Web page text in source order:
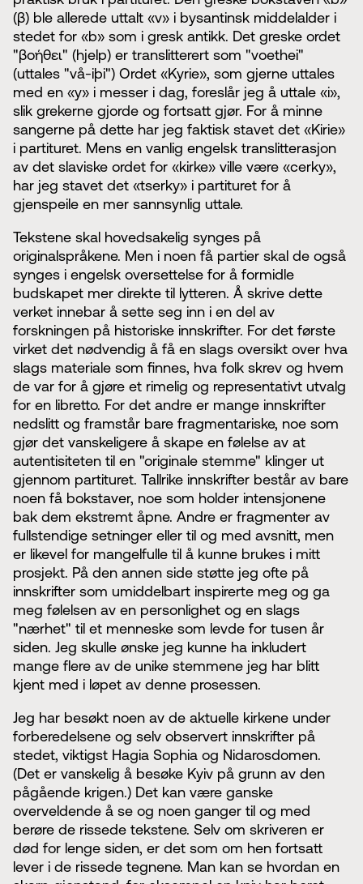
(β) ble allerede uttalt «v» i bysantinsk middelalder i
stedet for «b» som i gresk antikk. Det greske ordet
"βοήθει" (hjelp) er translitterert som "voethei"
(uttales "vå-iþi") Ordet «Kyrie», som gjerne uttales
med en «y» i messer i dag, foreslår jeg å uttale «i»,
slik grekerne gjorde og fortsatt gjør. For å minne
sangerne på dette har jeg faktisk stavet det «Kirie»
i partituret. Mens en vanlig engelsk translitterasjon
av det slaviske ordet for «kirke» ville være «cerky»,
har jeg stavet det «tserky» i partituret for å
gjenspeile en mer sannsynlig uttale.
Tekstene skal hovedsakelig synges på
originalspråkene. Men i noen få partier skal de også
synges i engelsk oversettelse for å formidle
budskapet mer direkte til lytteren. Å skrive dette
verket innebar å sette seg inn i en del av
forskningen på historiske innskrifter. For det første
virket det nødvendig å få en slags oversikt over hva
slags materiale som finnes, hva folk skrev og hvem
de var for å gjøre et rimelig og representativt utvalg
for en libretto. For det andre er mange innskrifter
nedslitt og framstår bare fragmentariske, noe som
gjør det vanskeligere å skape en følelse av at
autentisiteten til en "originale stemme" klinger ut
gjennom partituret. Tallrike innskrifter består av bare
noen få bokstaver, noe som holder intensjonene
bak dem ekstremt åpne. Andre er fragmenter av
fullstendige setninger eller til og med avsnitt, men
er likevel for mangelfulle til å kunne brukes i mitt
prosjekt. På den annen side støtte jeg ofte på
innskrifter som umiddelbart inspirerte meg og ga
meg følelsen av en personlighet og en slags
"nærhet" til et menneske som levde for tusen år
siden. Jeg skulle ønske jeg kunne ha inkludert
mange flere av de unike stemmene jeg har blitt
kjent med i løpet av denne prosessen.
Jeg har besøkt noen av de aktuelle kirkene under
forberedelsene og selv observert innskrifter på
stedet, viktigst Hagia Sophia og Nidarosdomen.
(Det er vanskelig å besøke Kyiv på grunn av den
pågående krigen.) Det kan være ganske
overveldende å se og noen ganger til og med
berøre de rissede tekstene. Selv om skriveren er
død for lenge siden, er det som om hen fortsatt
lever i de rissede tegnene. Man kan se hvordan en